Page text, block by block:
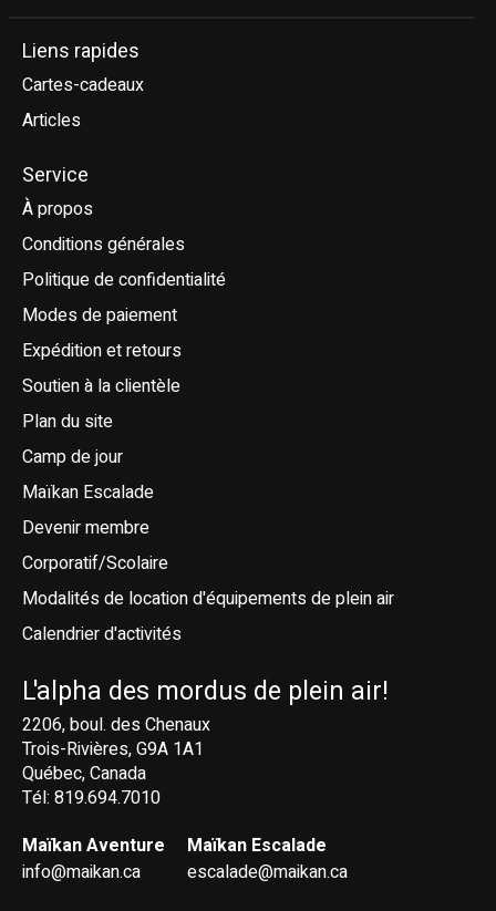
Liens rapides
Cartes-cadeaux
Articles
Service
À propos
Conditions générales
Politique de confidentialité
Modes de paiement
Expédition et retours
Soutien à la clientèle
Plan du site
Camp de jour
Maïkan Escalade
Devenir membre
Corporatif/Scolaire
Modalités de location d'équipements de plein air
Calendrier d'activités
L'alpha des mordus de plein air!
2206, boul. des Chenaux
Trois-Rivières, G9A 1A1
Québec, Canada
Tél: 819.694.7010
Maïkan Aventure
info@maikan.ca
Maïkan Escalade
escalade@maikan.ca